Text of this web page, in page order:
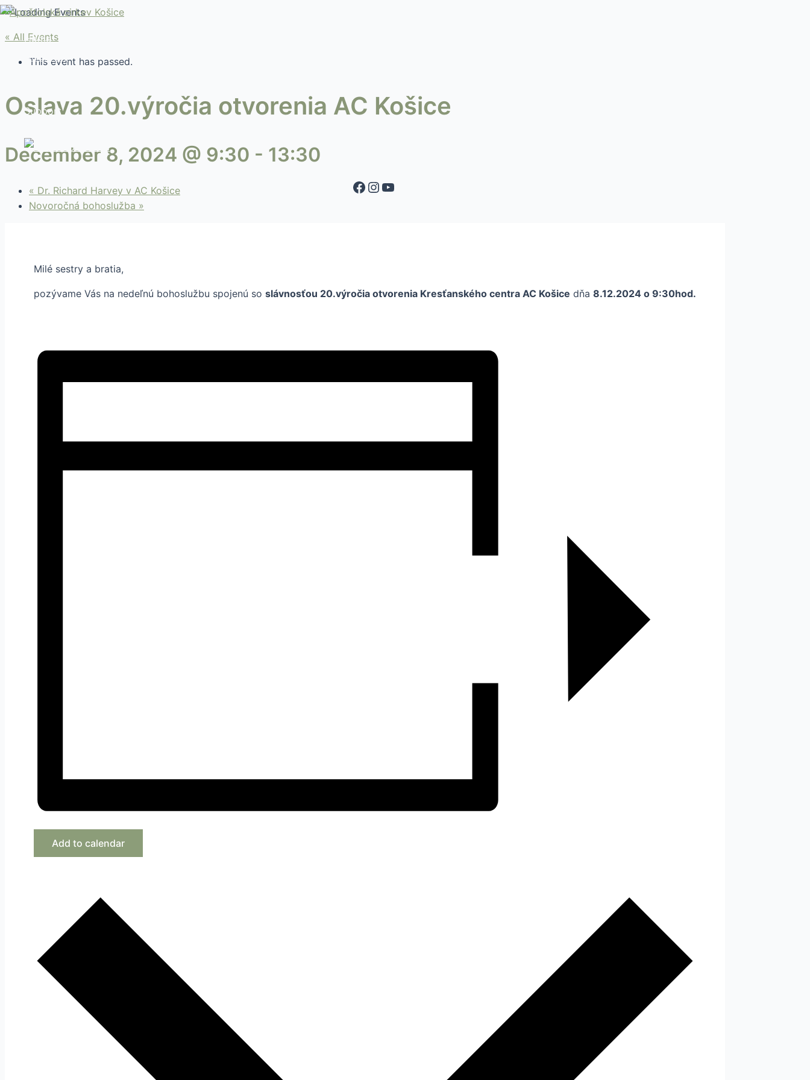
Skip
contentHome
Our Story
Support
Slovenčina
« All Events
This event has passed.
Oslava 20.výročia otvorenia AC Košice
December 8, 2024 @ 9:30 - 13:30
« Dr. Richard Harvey v AC Košice
Novoročná bohoslužba »
Milé sestry a bratia,
pozývame Vás na nedeľnú bohoslužbu spojenú so slávnosťou 20.výročia otvorenia Kresťanského centra AC Košice dňa 8.12.2024 o 9:30hod.
Add to calendar